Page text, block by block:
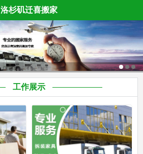
洛杉矶迁喜搬家
工作展示